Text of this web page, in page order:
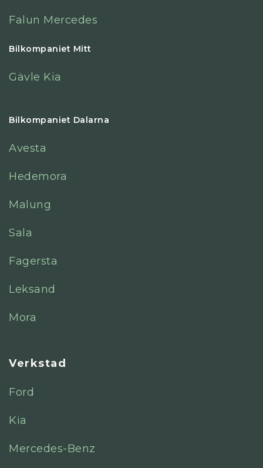
Falun Mercedes
Bilkompaniet Mitt
Gävle Kia
Bilkompaniet Dalarna
Avesta
Hedemora
Malung
Sala
Fagersta
Leksand
Mora
Verkstad
Ford
Kia
Mercedes-Benz